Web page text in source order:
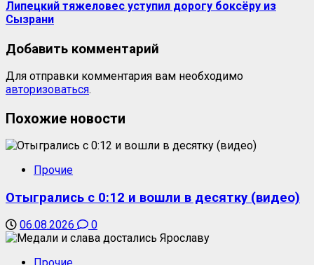
Липецкий тяжеловес уступил дорогу боксёру из
Сызрани
Добавить комментарий
Для отправки комментария вам необходимо
авторизоваться.
Похожие новости
Прочие
Отыгрались с 0:12 и вошли в десятку (видео)
06.08.2026 0